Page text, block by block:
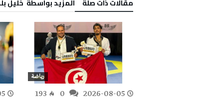
‫مقالات ذات صلة‬ ‫‫المزيد بواسطة‬ ‬ خليل‭ ‬بلحاج‭ ‬علي
رياضة
2026-08-05
193